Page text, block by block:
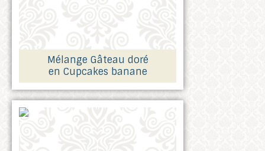
Mélange Gâteau doré
en Cupcakes banane